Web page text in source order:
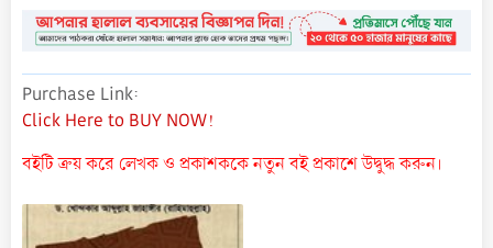
Purchase Link
Click Here to BUY NOW!
বইটি ক্রয় করে লেখক ও প্রকাশককে নতুন বই প্রকাশে উদ্বুদ্ধ করুন।